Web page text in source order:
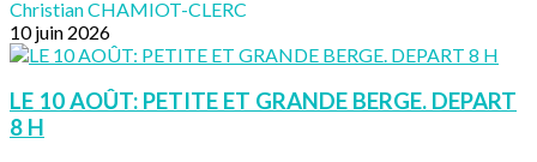
Christian CHAMIOT-CLERC
10 juin 2026
LE 10 AOÛT: PETITE ET GRANDE BERGE. DEPART
8 H